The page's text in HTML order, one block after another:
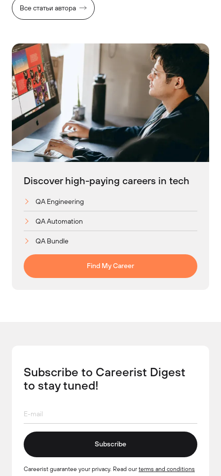
Все статьи автора
Discover high-paying careers in tech
QA Engineering
QA Automation
QA Bundle
Find My Career
Subscribe to Careerist Digest
to stay tuned!
Subscribe
Careerist guarantee your privacy. Read our terms and conditions